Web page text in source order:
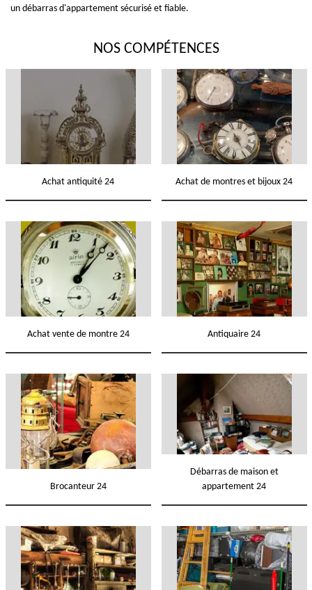
un débarras d'appartement sécurisé et fiable.
NOS COMPÉTENCES
Achat antiquité 24 Achat de montres et bijoux 24
Achat vente de montre 24 Antiquaire 24
Brocanteur 24
Débarras de maison et
appartement 24